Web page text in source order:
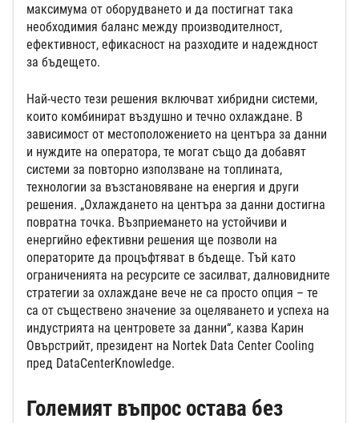
максимума от оборудването и да постигнат така
необходимия баланс между производителност,
ефективност, ефикасност на разходите и надеждност
за бъдещето.
Най-често тези решения включват хибридни системи,
които комбинират въздушно и течно охлаждане. В
зависимост от местоположението на центъра за данни
и нуждите на оператора, те могат също да добавят
системи за повторно използване на топлината,
технологии за възстановяване на енергия и други
решения. „Охлаждането на центъра за данни достигна
повратна точка. Възприемането на устойчиви и
енергийно ефективни решения ще позволи на
операторите да процъфтяват в бъдеще. Тъй като
ограниченията на ресурсите се засилват, далновидните
стратегии за охлаждане вече не са просто опция – те
са от съществено значение за оцеляването и успеха на
индустрията на центровете за данни“, казва Карин
Овърстрийт, президент на Nortek Data Center Cooling
пред DataCenterKnowledge.
Големият въпрос остава без